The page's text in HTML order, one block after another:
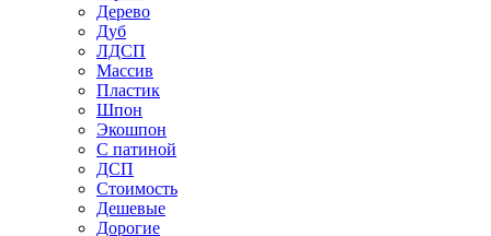
Дерево
Дуб
ЛДСП
Массив
Пластик
Шпон
Экошпон
С патиной
ДСП
Стоимость
Дешевые
Дорогие